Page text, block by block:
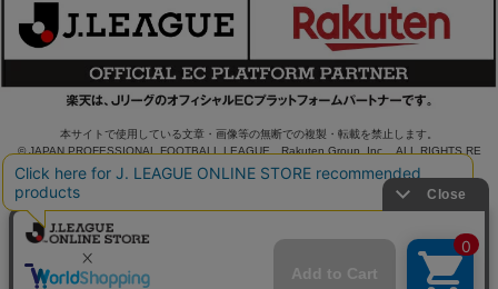
本サイトで使用している文章・画像等の無断での複製・転載を禁止します。
© JAPAN PROFESSIONAL FOOTBALL LEAGUE Rakuten Group, Inc. ALL RIGHTS RE
SERVED.